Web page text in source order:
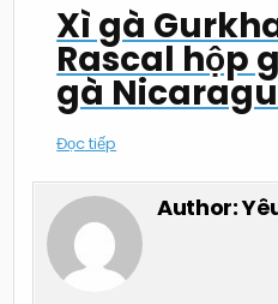
Xì gà
Rascal hộp
gà
Đọc tiếp
Author: